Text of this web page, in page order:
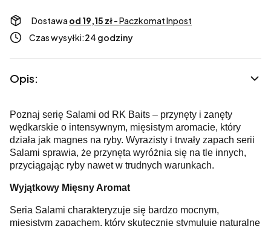
Dostawa od 19,15 zł- Paczkomat Inpost
Czas wysyłki:24 godziny
Opis:
Poznaj serię Salami od RK Baits – przynęty i zanęty
wędkarskie o intensywnym, mięsistym aromacie, który
działa jak magnes na ryby. Wyrazisty i trwały zapach serii
Salami sprawia, że przynęta wyróżnia się na tle innych,
przyciągając ryby nawet w trudnych warunkach.
Wyjątkowy Mięsny Aromat
Seria Salami charakteryzuje się bardzo mocnym,
mięsistym zapachem, który skutecznie stymuluje naturalne